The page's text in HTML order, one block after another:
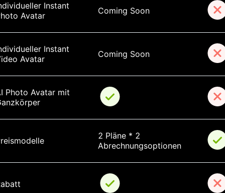
Instant
Avatar
Coming Soon
Instant
Avatar
Coming Soon
Photo Avatar mit
2 Pläne * 2
Abrechnungsoptionen